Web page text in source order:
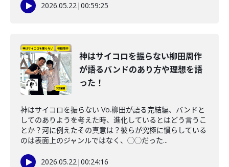
2026.05.22|00:59:25
神はサイコロを振らない柳田周作
が語るバンドのあり方や理想を語
った！
神はサイコロを振らない Vo.柳田が語る完結編、バンドと
してのありようを考えた時、進化しているとはどう言うこ
とか？河に例えたその真意は？彼らが究極に慣らしている
のは表面上のジャンルではなく、◯◯だった...
2026.05.22|00:24:16